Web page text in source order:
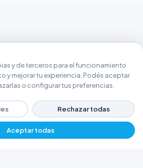
y de terceros para el funcionamiento
y mejorar tu experiencia. Podés aceptar
o configurar tus preferencias.
Rechazar todas
Aceptar todas